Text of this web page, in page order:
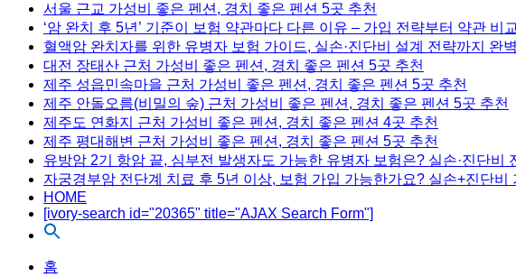
서울 근교 가성비 좋은 펜션, 경치 좋은 펜션 5곳 추천
‘암 완치 후 5년’ 기준이 보험 약관마다 다른 이유 – 가입 전략부터 약관 비
혈액암 완치자를 위한 유병자 보험 가이드, 실손·진단비 설계 전략까지 완
대전 장태산 근처 가성비 좋은 펜션, 경치 좋은 펜션 5곳 추천
제주 성읍민속마을 근처 가성비 좋은 펜션, 경치 좋은 펜션 5곳 추천
제주 안돌오름(비밀의 숲) 근처 가성비 좋은 펜션, 경치 좋은 펜션 5곳 추천
제주도 연화지 근처 가성비 좋은 펜션, 경치 좋은 펜션 4곳 추천
제주 평대해변 근처 가성비 좋은 펜션, 경치 좋은 펜션 5곳 추천
유방암 2기 항암 끝, 심부전 발생자도 가능한 유병자 보험은? 실손·진단비
자궁경부암 전단계 치료 후 5년 이상, 보험 가입 가능한가요? 실손+진단비
HOME
[ivory-search id="20365" title="AJAX Search Form"]
Menu
홈